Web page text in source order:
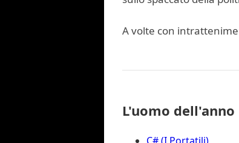
A volte con
L'uomo dell'anno